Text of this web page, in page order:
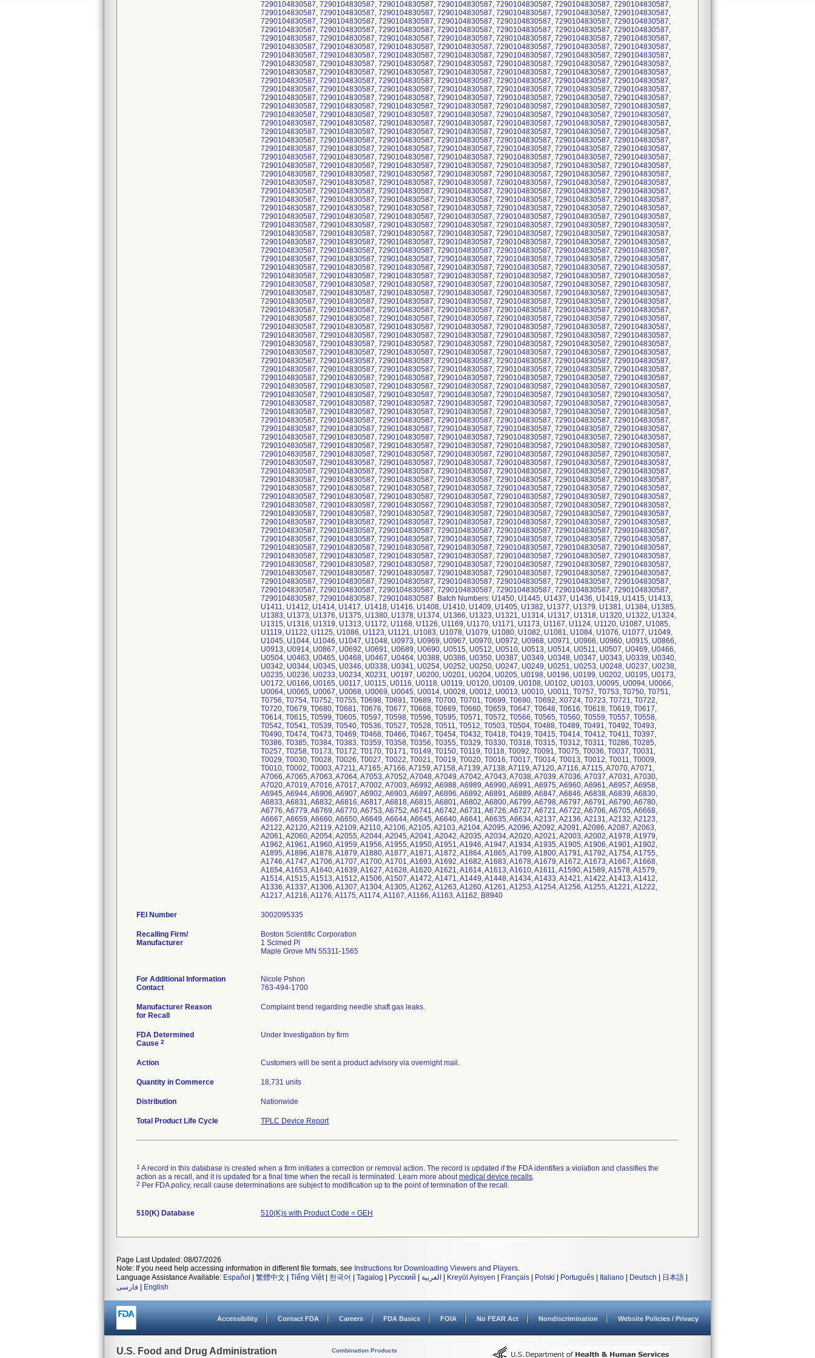
FEI Number
Recalling Firm/
Manufacturer
Boston Scientific Corporation
1 Scimed Pl
Maple Grove MN 55311-1565
For Additional Information
Contact
Nicole Pshon
763-494-1700
Manufacturer Reason
for Recall
Complaint trend regarding needle shaft gas leaks.
FDA Determined
Cause 2
Under Investigation by firm
Action Customers will be sent a product advisory via overnight mail.
Quantity in Commerce 18,731 units
Distribution Nationwide
Total Product Life Cycle TPLC Device Report
1 A record in this database is created when a firm initiates a correction or removal action. The record is updated if the FDA identifies a violation and classifies the
action as a recall, and it is updated for a final time when the recall is terminated. Learn more aboutmedical device recalls.
2 Per FDA policy, recall cause determinations are subject to modification up to the point of termination of the recall.
510(K) Database 510(K)s with Product Code = GEH
Page Last Updated: 08/07/2026
Note: If you need help accessing information in different file formats, see Instructions for Downloading Viewers and Players.
Language Assistance Available: Español 繁體中文 Tiếng Việt| 한국어 Tagalog Русский العربية Kreyòl Ayisyen Français Polski Português Italiano Deutsch 日本語
فارسی
English
Accessibility Contact FDA Careers FDA Basics FOIA No FEAR Act Nondiscrimination Website Policies / Privacy
U.S. Food and Drug Administration Combination Products